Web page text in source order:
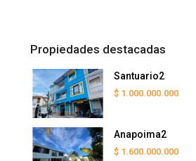
Propiedades destacadas
Santuario2
$ 1.000.000.000
Anapoima2
$ 1.600.000.000